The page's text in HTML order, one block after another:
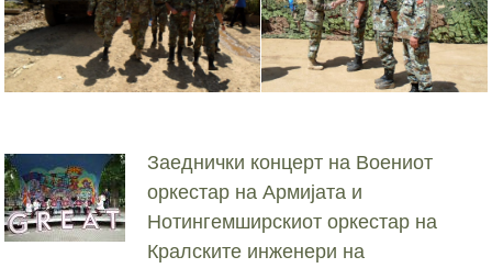
Заеднички концерт на Воениот
оркестар на Армијата и
Нотингемширскиот оркестар на
Кралските инженери на